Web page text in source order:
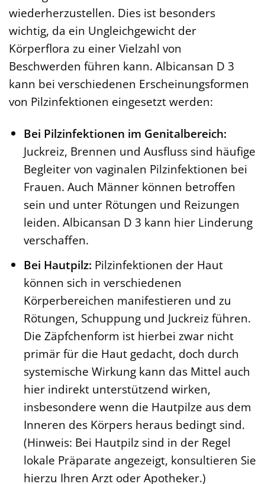
wiederherzustellen. Dies ist besonders
wichtig, da ein Ungleichgewicht der
Körperflora zu einer Vielzahl von
Beschwerden führen kann. Albicansan D 3
kann bei verschiedenen Erscheinungsformen
von Pilzinfektionen eingesetzt werden:
Bei Pilzinfektionen im Genitalbereich:
Juckreiz, Brennen und Ausfluss sind häufige
Begleiter von vaginalen Pilzinfektionen bei
Frauen. Auch Männer können betroffen
sein und unter Rötungen und Reizungen
leiden. Albicansan D 3 kann hier Linderung
verschaffen.
Bei Hautpilz: Pilzinfektionen der Haut
können sich in verschiedenen
Körperbereichen manifestieren und zu
Rötungen, Schuppung und Juckreiz führen.
Die Zäpfchenform ist hierbei zwar nicht
primär für die Haut gedacht, doch durch
systemische Wirkung kann das Mittel auch
hier indirekt unterstützend wirken,
insbesondere wenn die Hautpilze aus dem
Inneren des Körpers heraus bedingt sind.
(Hinweis: Bei Hautpilz sind in der Regel
lokale Präparate angezeigt, konsultieren Sie
hierzu Ihren Arzt oder Apotheker.)